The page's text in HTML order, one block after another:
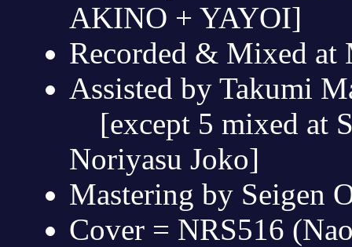
AKINO + YAYOI]
Recorded & Mixed at
Assisted by Takumi
[except 5 mixed at
Noriyasu Joko]
Mastering by Seigen
Cover = NRS516